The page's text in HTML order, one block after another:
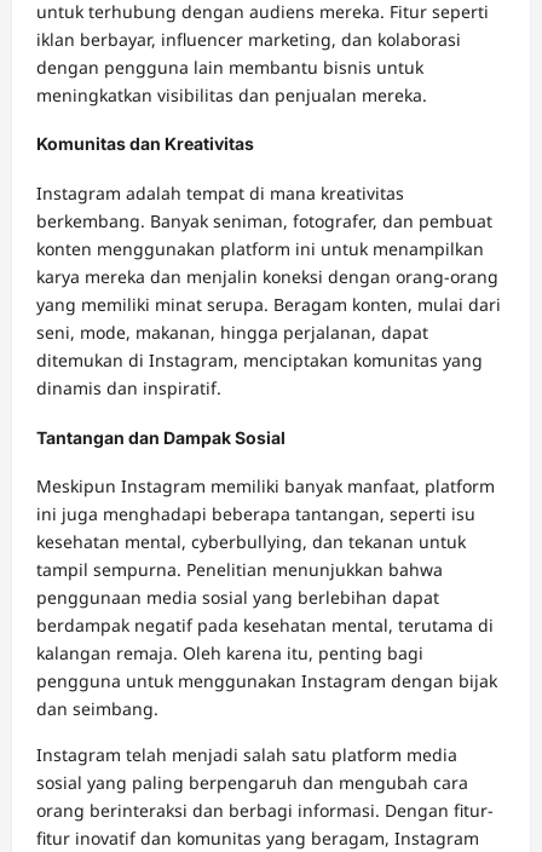
untuk terhubung dengan audiens mereka. Fitur seperti
iklan berbayar, influencer marketing, dan kolaborasi
dengan pengguna lain membantu bisnis untuk
meningkatkan visibilitas dan penjualan mereka.
Komunitas dan Kreativitas
Instagram adalah tempat di mana kreativitas
berkembang. Banyak seniman, fotografer, dan pembuat
konten menggunakan platform ini untuk menampilkan
karya mereka dan menjalin koneksi dengan orang-orang
yang memiliki minat serupa. Beragam konten, mulai dari
seni, mode, makanan, hingga perjalanan, dapat
ditemukan di Instagram, menciptakan komunitas yang
dinamis dan inspiratif.
Tantangan dan Dampak Sosial
Meskipun Instagram memiliki banyak manfaat, platform
ini juga menghadapi beberapa tantangan, seperti isu
kesehatan mental, cyberbullying, dan tekanan untuk
tampil sempurna. Penelitian menunjukkan bahwa
penggunaan media sosial yang berlebihan dapat
berdampak negatif pada kesehatan mental, terutama di
kalangan remaja. Oleh karena itu, penting bagi
pengguna untuk menggunakan Instagram dengan bijak
dan seimbang.
Instagram telah menjadi salah satu platform media
sosial yang paling berpengaruh dan mengubah cara
orang berinteraksi dan berbagi informasi. Dengan fitur-
fitur inovatif dan komunitas yang beragam, Instagram